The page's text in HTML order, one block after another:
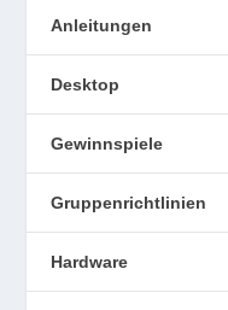
Anleitungen
Desktop
Gewinnspiele
Gruppenrichtlinien
Hardware